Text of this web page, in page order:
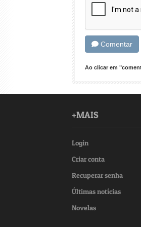
Comentar
Ao clicar em
+MAIS
Login
Criar conta
Recuperar senha
Últimas notícias
Novelas